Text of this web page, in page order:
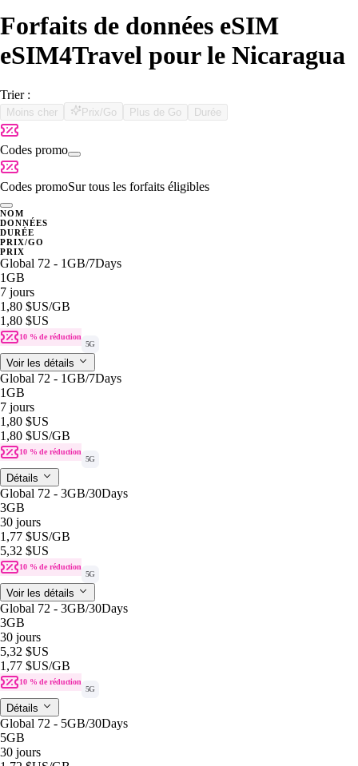
Forfaits de données eSIM
eSIM4Travel pour le Nicaragua
Trier :
Moins cher Prix/Go Plus de Go Durée
Codes promo
Codes promoSur tous les forfaits éligibles
NOM
DONNÉES
DURÉE
PRIX/GO
PRIX
Global 72 - 1GB/7Days
1GB
7 jours
1,80 $US/GB
1,80 $US
10 % de réduction
5G
Voir les détails
Global 72 - 1GB/7Days
1GB
7 jours
1,80 $US
1,80 $US/GB
10 % de réduction
5G
Détails
Global 72 - 3GB/30Days
3GB
30 jours
1,77 $US/GB
5,32 $US
10 % de réduction
5G
Voir les détails
Global 72 - 3GB/30Days
3GB
30 jours
5,32 $US
1,77 $US/GB
10 % de réduction
5G
Détails
Global 72 - 5GB/30Days
5GB
30 jours